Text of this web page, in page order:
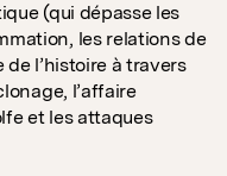
(qui dépasse les
les relations de
l’histoire à travers
l’affaire
et les attaques